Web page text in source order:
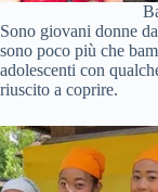
Sono giovani donne
sono poco più che
adolescenti con
riuscito a coprire.